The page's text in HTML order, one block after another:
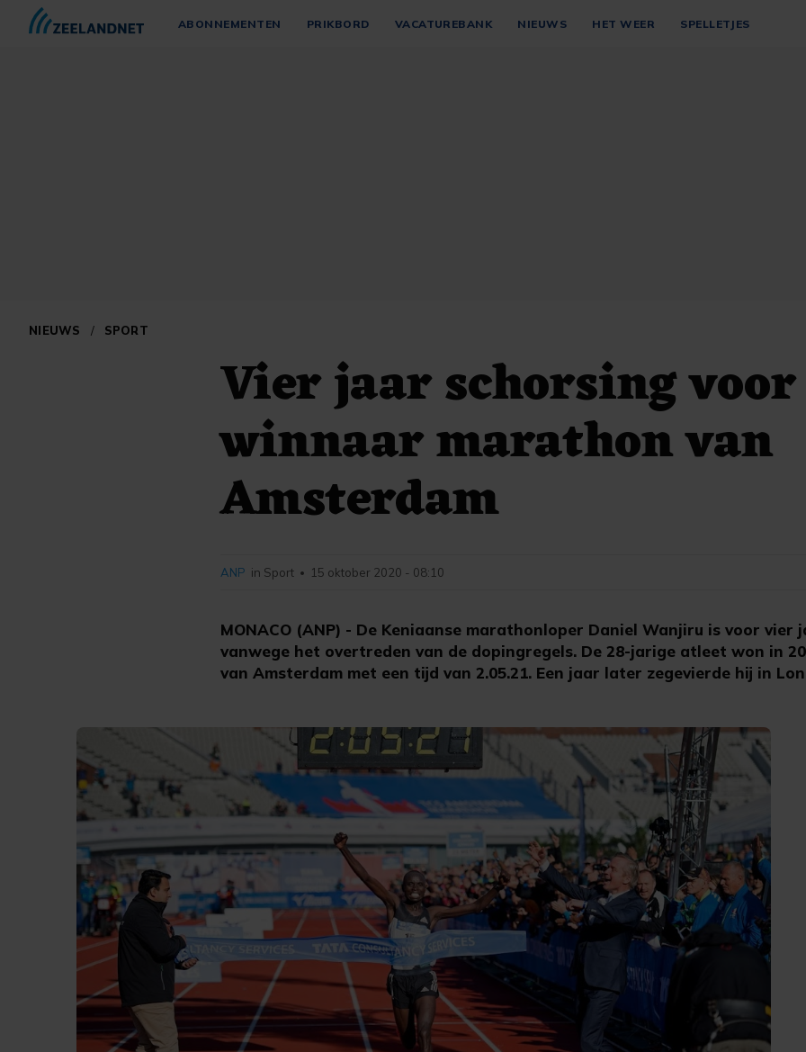
ABONNEMENTEN PRIKBORD VACATUREBANK NIEUWS HET WEER SPELLETJES
NIEUWS / SPORT
Vier jaar schorsing
winnaar marathon van
Amsterdam
MONACO (ANP) - De Keniaanse marathonloper Daniel Wanjiru is voor vier
vanwege het overtreden van de dopingregels. De 28-jarige atleet won in
van Amsterdam met een tijd van 2.05.21. Een jaar later zegevierde hij in
ANP in Sport • 15 oktober 2020 - 08:10